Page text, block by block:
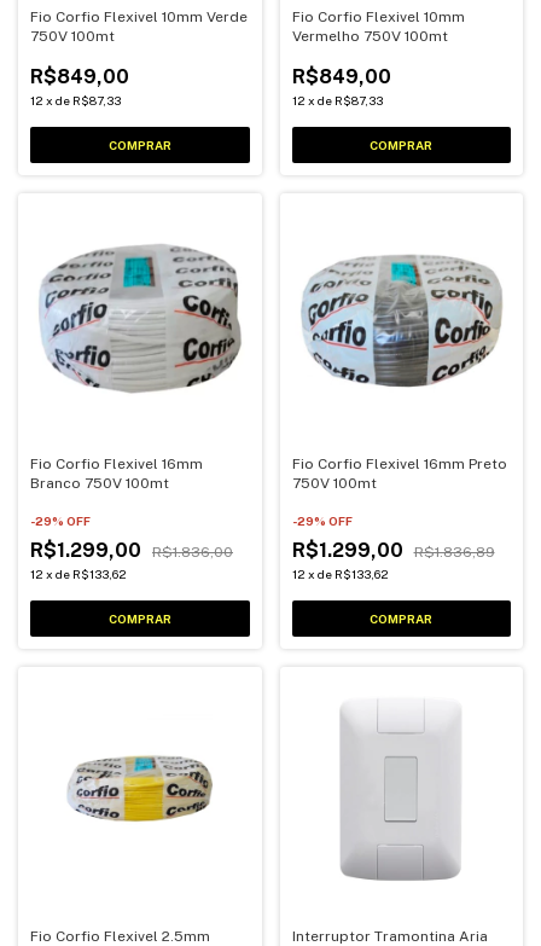
Fio Corfio Flexivel 10mm Verde
750V 100mt
R$849,00
12 x de R$87,33
Fio Corfio Flexivel 10mm
Vermelho 750V 100mt
R$849,00
12 x de R$87,33
Fio Corfio Flexivel 16mm
Branco 750V 100mt
-29% OFF
R$1.299,00 R$1.836,00
12 x de R$133,62
Fio Corfio Flexivel 16mm Preto
750V 100mt
-29% OFF
R$1.299,00 R$1.836,89
12 x de R$133,62
Fio Corfio Flexivel 2.5mm
Interruptor Tramontina Aria